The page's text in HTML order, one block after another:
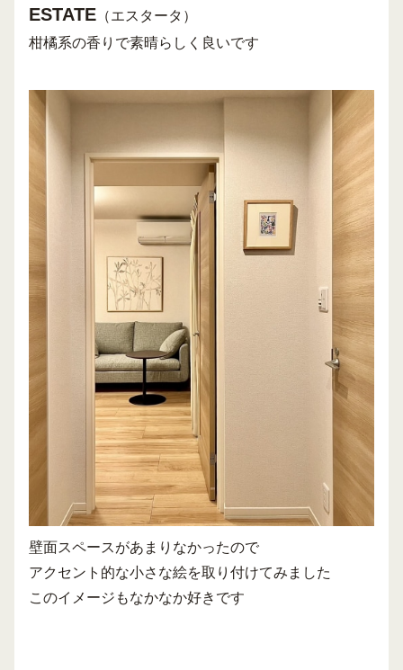
ESTATE （エスタータ）
柑橘系の香りで素晴らしく良いです
壁面スペースがあまりなかったので
アクセント的な小さな絵を取り付けてみました
このイメージもなかなか好きです